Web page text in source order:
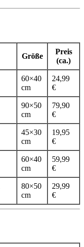
Größe
Preis
(ca.)
60×40
cm
24,99
€
90×50
cm
79,90
€
45×30
cm
19,95
€
60×40
cm
59,99
€
80×50
cm
29,99
€